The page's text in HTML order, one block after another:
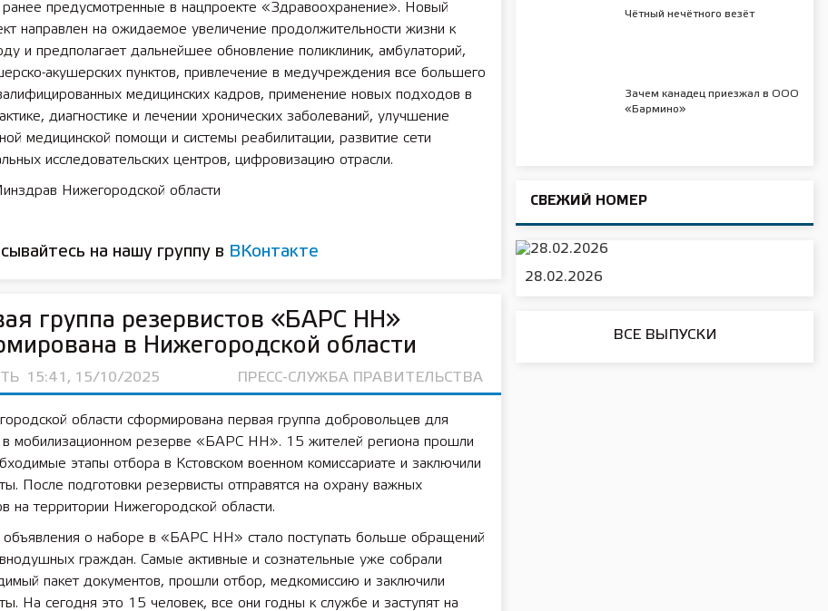
ранее предусмотренные в нацпроекте «Здравоохранение». Новый
направлен на ожидаемое увеличение продолжительности жизни к
и предполагает дальнейшее обновление поликлиник, амбулаторий,
акушерских пунктов, привлечение в медучреждения все большего
медицинских кадров, применение новых подходов в
диагностике и лечении хронических заболеваний, улучшение
медицинской помощи и системы реабилитации, развитие сети
исследовательских центров, цифровизацию отрасли.
Нижегородской области
на нашу группу в ВКонтакте
группа резервистов «БАРС НН»
в Нижегородской области
15:41, 15/10/2025 ПРЕСС-СЛУЖБА ПРАВИТЕЛЬСТВА
области сформирована первая группа добровольцев для
мобилизационном резерве «БАРС НН». 15 жителей региона прошли
этапы отбора в Кстовском военном комиссариате и заключили
После подготовки резервисты отправятся на охрану важных
на территории Нижегородской области.
о наборе в «БАРС НН» стало поступать больше обращений
граждан. Самые активные и сознательные уже собрали
пакет документов, прошли отбор, медкомиссию и заключили
На сегодня это 15 человек, все они годны к службе и заступят на
Чётный нечётного везёт
Зачем канадец приезжал в ООО
«Бармино»
СВЕЖИЙ НОМЕР
28.02.2026
ВСЕ ВЫПУСКИ